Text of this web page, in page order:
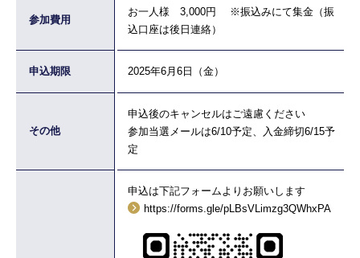
参加費用
お一人様 3,000円 ※振込みにて集金（振
込口座は後日連絡）
申込期限 2025年6月6日（金）
その他
申込後のキャンセルはご遠慮ください
参加当選メールは6/10予定、入金締切6/15予
定
申込は下記フォームよりお願いします
https://forms.gle/pLBsVLimzg3QWhxPA